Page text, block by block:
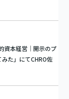
資本経営｜開示のプ
た」にてCHRO佐